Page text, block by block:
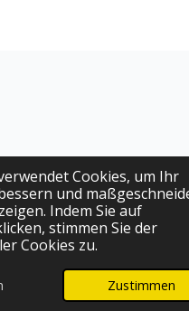
Cookies, um Ihr
und
Indem Sie auf
stimmen Sie der
Cookies zu.
Zustimmen
Instagram